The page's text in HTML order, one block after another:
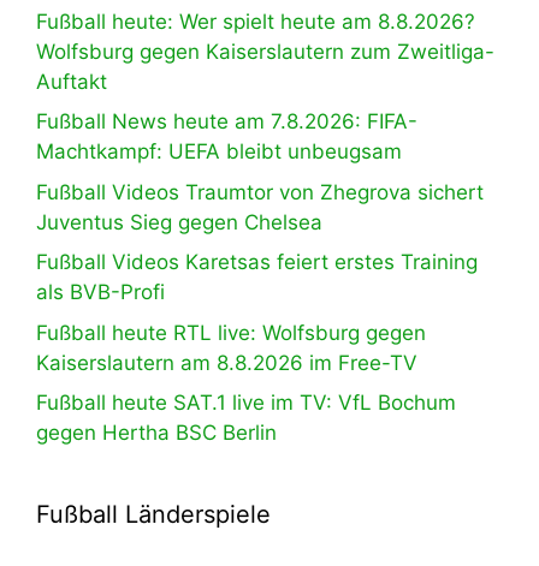
Fußball heute: Wer spielt heute am 8.8.2026?
Wolfsburg gegen Kaiserslautern zum Zweitliga-
Auftakt
Fußball News heute am 7.8.2026: FIFA-
Machtkampf: UEFA bleibt unbeugsam
Fußball Videos Traumtor von Zhegrova sichert
Juventus Sieg gegen Chelsea
Fußball Videos Karetsas feiert erstes Training
als BVB-Profi
Fußball heute RTL live: Wolfsburg gegen
Kaiserslautern am 8.8.2026 im Free-TV
Fußball heute SAT.1 live im TV: VfL Bochum
gegen Hertha BSC Berlin
Fußball Länderspiele